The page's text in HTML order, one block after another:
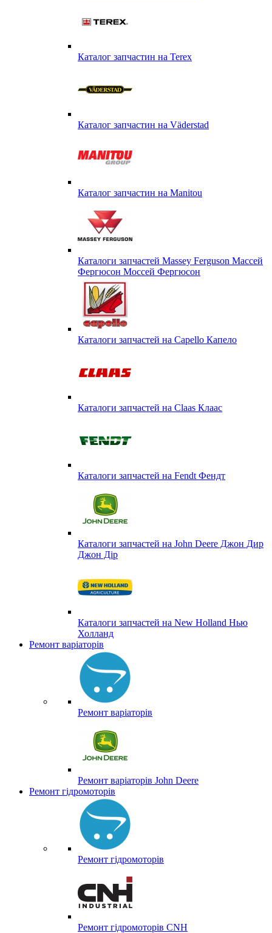
Каталог запчастин на Terex
Каталог запчастин на Väderstad
Каталог запчастин на Маnitou
Каталоги запчастей Massey Ferguson Массей
Фергюсон Моссей Фергюсон
Каталоги запчастей на Capello Капело
Каталоги запчастей на Claas Клаас
Каталоги запчастей на Fendt Фендт
Каталоги запчастей на John Deere Джон Дир
Джон Дір
Каталоги запчастей на New Holland Нью
Холланд
Ремонт варіаторів
Ремонт варіаторів
Ремонт варіаторів John Deere
Ремонт гідромоторів
Ремонт гідромоторів
Ремонт гідромоторів CNH